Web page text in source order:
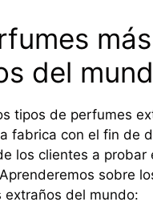
más
del
tipos de perfumes
fabrica con el fin de
los clientes a probar
sobre
extraños del mundo: